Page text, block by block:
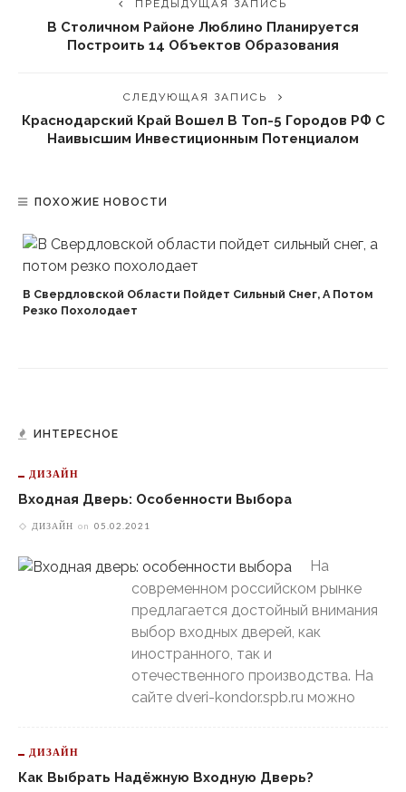
ПРЕДЫДУЩАЯ ЗАПИСЬ
В Столичном Районе Люблино Планируется
Построить 14 Объектов Образования
СЛЕДУЮЩАЯ ЗАПИСЬ
Краснодарский Край Вошел В Топ-5 Городов РФ С
Наивысшим Инвестиционным Потенциалом
ПОХОЖИЕ НОВОСТИ
В Свердловской Области Пойдет Сильный Снег, А Потом
Резко Похолодает
ИНТЕРЕСНОЕ
ДИЗАЙН
Входная Дверь: Особенности Выбора
ДИЗАЙН on 05.02.2021
На
современном российском рынке
предлагается достойный внимания
выбор входных дверей, как
иностранного, так и
отечественного производства. На
сайте dveri-kondor.spb.ru можно
ДИЗАЙН
Как Выбрать Надёжную Входную Дверь?